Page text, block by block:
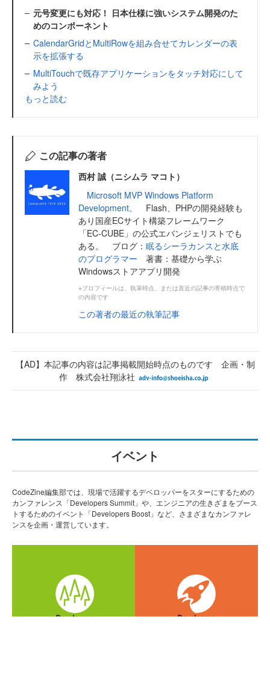
元号変更にも対応！ 日本仕様に強いシステム開発のた
めのコンポーネント
CalendarGridとMultiRowを組み合せてカレンダーの表
示を拡張する
MultiTouchで既存アプリケーションをタッチ対応にして
みよう
もっと読む
この記事の著者
西村 誠（ニシムラ マコト）
Microsoft MVP Windows Platform
Development。
Flash、PHPの開発経験も
あり国産ECサイト構築フレームワーク
「EC-CUBE」の公式エバンジェリストでも
ある。 ブログ： 眠るシーラカンスと水底
のプログラマー 著書：基礎から学ぶ
Windowsストアアプリ開発
※プロフィールは、執筆時点、または直近の記事の寄稿時点で
の内容です
この著者の最近の執筆記事
【AD】本記事の内容は記事掲載開始時点のものです 企画・制
作 株式会社翔泳社
イベント
CodeZine編集部では、現場で活躍するデベロッパーをスターにするための
カンファレンス「Developers Summit」や、エンジニアの生きざまをブース
トするためのイベント「Developers Boost」など、さまざまなカンファレ
ンスを企画・運営しています。